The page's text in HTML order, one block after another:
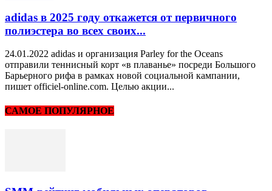
adidas в 2025 году откажется от первичного
полиэстера во всех своих...
24.01.2022 аdidas и организация Parley for the Oceans
отправили теннисный корт «в плаванье» посреди Большого
Барьерного рифа в рамках новой социальной кампании,
пишет officiel-online.com. Целью акции...
САМОЕ ПОПУЛЯРНОЕ